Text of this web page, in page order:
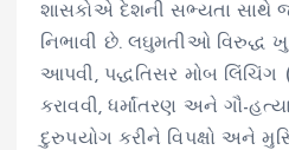
શાસકોએ દેશની સભ્યતા સાથે
નિભાવી છે. લઘુમતીઓ વિરુદ્ધ
આપવી, પદ્ધતિસર મોબ લિંચિંગ
કરાવવી, ધર્માંતરણ અને ગૌ-
દુરુપયોગ કરીને વિપક્ષો અને